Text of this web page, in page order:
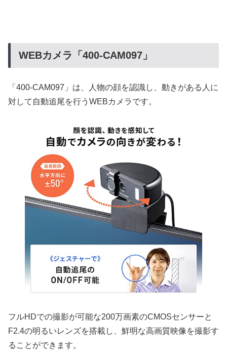
WEBカメラ「400-CAM097」
「400-CAM097」は、人物の顔を認識し、動きがある人に
対して自動追尾を行うWEBカメラです。
フルHDでの撮影が可能な200万画素のCMOSセンサーと
F2.4の明るいレンズを搭載し、鮮明な高画質映像を撮影す
ることができます。